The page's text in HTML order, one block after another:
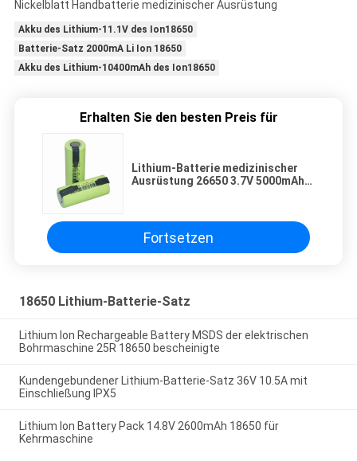
Nickelblatt Handbatterie medizinischer Ausrüstung
Akku des Lithium-11.1V des Ion18650
Batterie-Satz 2000mA Li Ion 18650
Akku des Lithium-10400mAh des Ion18650
Erhalten Sie den besten Preis für
Lithium-Batterie medizinischer
Ausrüstung 26650 3.7V 5000mAh
Fortsetzen
18650 Lithium-Batterie-Satz
Lithium Ion Rechargeable Battery MSDS der elektrischen
Bohrmaschine 25R 18650 bescheinigte
Kundengebundener Lithium-Batterie-Satz 36V 10.5A mit
Einschließung IPX5
Lithium Ion Battery Pack 14.8V 2600mAh 18650 für
Kehrmaschine